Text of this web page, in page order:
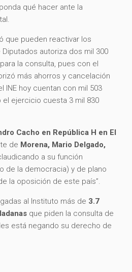
qué hacer ante la
que pueden reactivar los
autoriza dos mil 300
la consulta, pues con el
más ahorros y cancelación
INE hoy cuentan con mil 503
ejercicio cuesta 3 mil 830
Cacho en República H en El
de Morena, Mario Delgado,
a su función
de la democracia) y de plano
la oposición de este país”.
al Instituto más de 3.7
que piden la consulta de
está negando su derecho de